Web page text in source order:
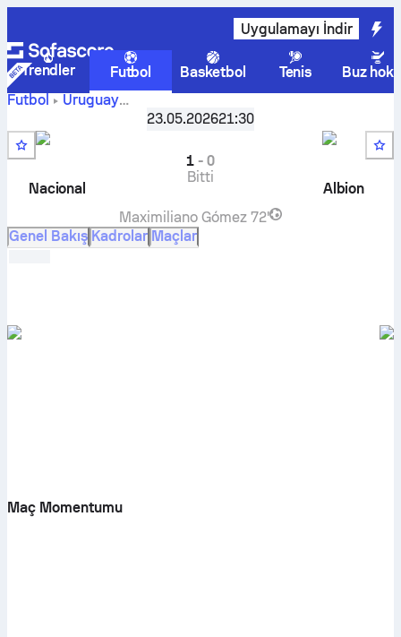
Uygulamayı İndir
Trendler Futbol Basketbol Tenis
Buz
Futbol
Uruguay
Liga AUF Uruguaya, Intermedio, Serie B
Nacional
canlı skor, H2H sonuçları, puan
durumu ve tahminleri
23.05.202621:30
Nacional
1-0
Bitti
Albion
Maximiliano Gómez 72'
Genel Bakış Kadrolar Maçlar
Maç Momentumu